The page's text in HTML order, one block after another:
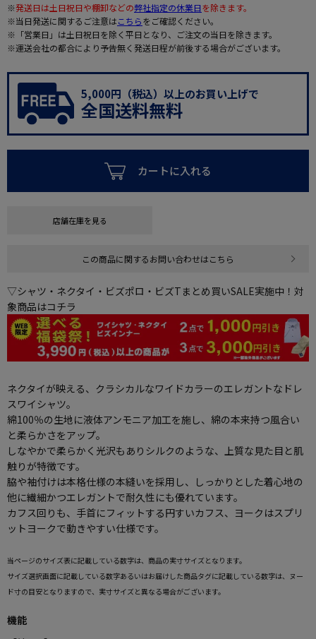
※発送日は土日祝日や棚卸などの弊社指定の休業日を除きます。
※当日発送に関するご注意はこちらをご確認ください。
※「営業日」は土日祝日を除く平日となり、ご注文の当日を除きます。
※運送会社の都合により予告無く発送日程が前後する場合がございます。
5,000円（税込）以上のお買い上げで
全国送料無料
カートに入れる
店舗在庫を見る
この商品に関するお問い合わせはこちら
▽シャツ・ネクタイ・ビズポロ・ビズTまとめ買いSALE実施中！対
象商品はコチラ
ネクタイが映える、クラシカルなワイドカラーのエレガントなドレ
スワイシャツ。
綿100％の生地に液体アンモニア加工を施し、綿の本来持つ風合い
と柔らかさをアップ。
しなやかで柔らかく光沢もありシルクのような、上質な見た目と肌
触りが特徴です。
脇や袖付けは本格仕様の本縫いを採用し、しっかりとした着心地の
他に繊細かつエレガントで耐久性にも優れています。
カフス回りも、手首にフィットする円すいカフス、ヨークはスプリ
ットヨークで動きやすい仕様です。
当ページのサイズ表に記載している数字は、商品の実寸サイズとなります。
サイズ選択画面に記載している数字あるいはお届けした商品タグに記載している数字は、ヌー
ド寸の目安となりますので、実寸サイズと異なる場合がございます。
機能